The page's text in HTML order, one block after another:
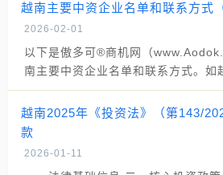
越南主要中资企业名单和联系方式
2026-02-01
以下是傲多可®商机网（
南主要中资企业名单和联系方式。
越南2025年《投资法》（第143/
款
2026-01-11